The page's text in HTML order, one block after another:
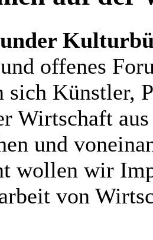
offenes
Künstler,
Wirtschaft
und
wollen wir
von